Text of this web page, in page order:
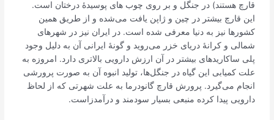
قارچ هستند) در جنگل و بر روی چوب ‌های پوسیدۀ درختان است.
این قارچ بیشتر در چین و ژاپن یافت می‌شده و از طریق همین
کشور‌ها نیز به دنیا معرفی شده است. در ایران نیز در شهر‌های
شمالی و کرانۀ دریای خزر می‌روید و گونۀ ایرانی آن به دلیل وجود
پلی ساکارید‌های بیشتر در آن ارزش دارویی بالاتری دارد. امروزه به
علت کمیابی این گیاه در جنگل­‌ها، تولید انبوه آن به صورت پرورشی
انجام می­‌گیرد. پرورش قارچ گانودرما به علت شهرتی که از لحاظ
دارویی پیدا کرده منبعی بسیار سودمند و درآمدزاست.